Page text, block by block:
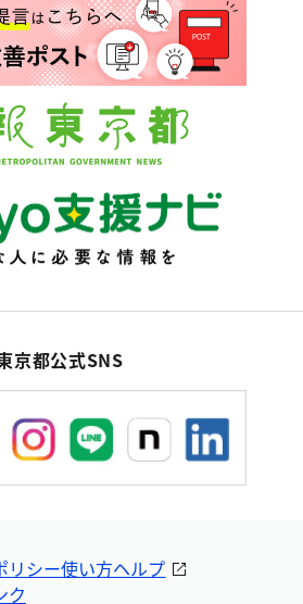
京都公式SNS
リシー使い方ヘルプ
ク